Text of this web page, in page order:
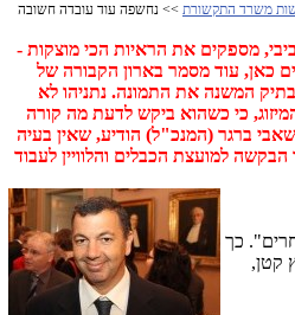
משרד התקשורת >> נחשפה עוד עובדה חשובה
מספקים את הראיות הכי מוצקות -
כאן, עוד מסמר בארון הקבורה של
בתיק המשנה את התמונה. נתניהו לא
כי כשהוא ביקש לדעת מה קורה
ברגר (המנכ"ל) הודיע, שאין בעיה
למועצת הכבלים והלוויין לעבוד
כך
קטן,